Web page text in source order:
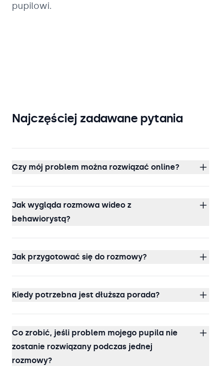
pupilowi.
Najczęściej zadawane pytania
Czy mój problem można rozwiązać online?
Jak wygląda rozmowa wideo z
behawiorystą?
Jak przygotować się do rozmowy?
Kiedy potrzebna jest dłuższa porada?
Co zrobić, jeśli problem mojego pupila nie
zostanie rozwiązany podczas jednej
rozmowy?